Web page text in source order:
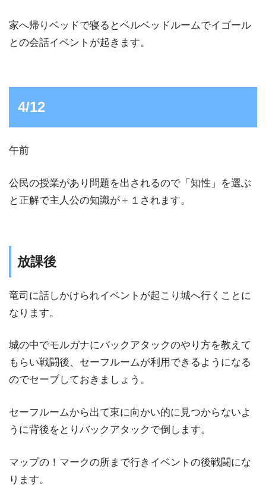
家へ帰りベッドで寝るとベルベッドルームでイゴール
との会話イベントが起きます。
4/12
午前
公民の授業があり問題を出されるので「知性」を選ぶ
と正解で主人公の知識が＋１されます。
放課後
竜司に話しかけられイベントが起こり城へ行くことに
なります。
城の中でモルガナにバックアタックのやり方を教えて
もらい戦闘後、セーフルームが利用できるようになる
のでセーブしておきましょう。
セーフルームから出て東に向かい的に見つからないよ
うに背後をとりバックアタックで倒します。
マップの！マークの所まで行きイベントの後戦闘にな
ります。